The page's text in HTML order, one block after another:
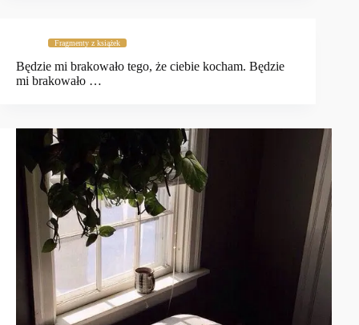
Fragmenty z książek
Będzie mi brakowało tego, że ciebie kocham. Będzie
mi brakowało …